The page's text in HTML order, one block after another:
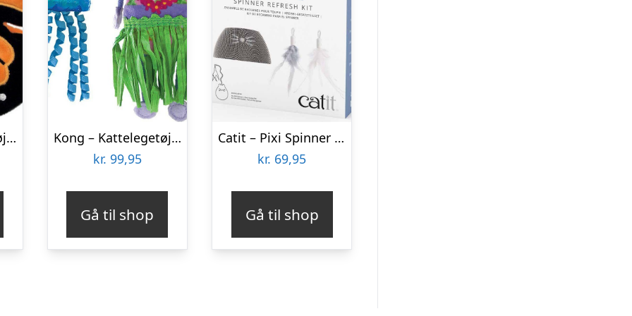
Kong – Kattelegetøj – Flutterz – 34 Cm
Kong – Kattelegetøj Med Katteurt – Kat Og Vandmand
kr. 99,95
Gå til shop
Catit – Pixi Spinner Refresh Kit
kr. 69,95
Gå til shop